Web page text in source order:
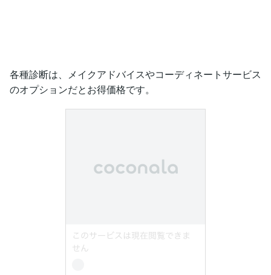
各種診断は、メイクアドバイスやコーディネートサービス
のオプションだとお得価格です。